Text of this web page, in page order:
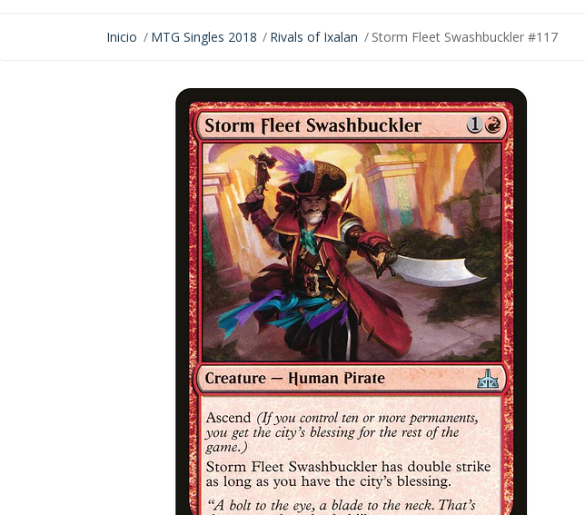
Inicio MTG Singles 2018 Rivals of Ixalan Storm Fleet Swashbuckler #117